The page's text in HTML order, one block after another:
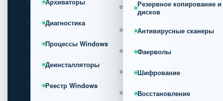
Диагностика
Процессы Windows
Деинсталляторы
Реестр Windows
Резервное копирование
дисков
Антивирусные сканеры
Фаерволы
Шифрование
Восстановление